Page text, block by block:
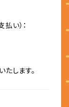
い）：
します。